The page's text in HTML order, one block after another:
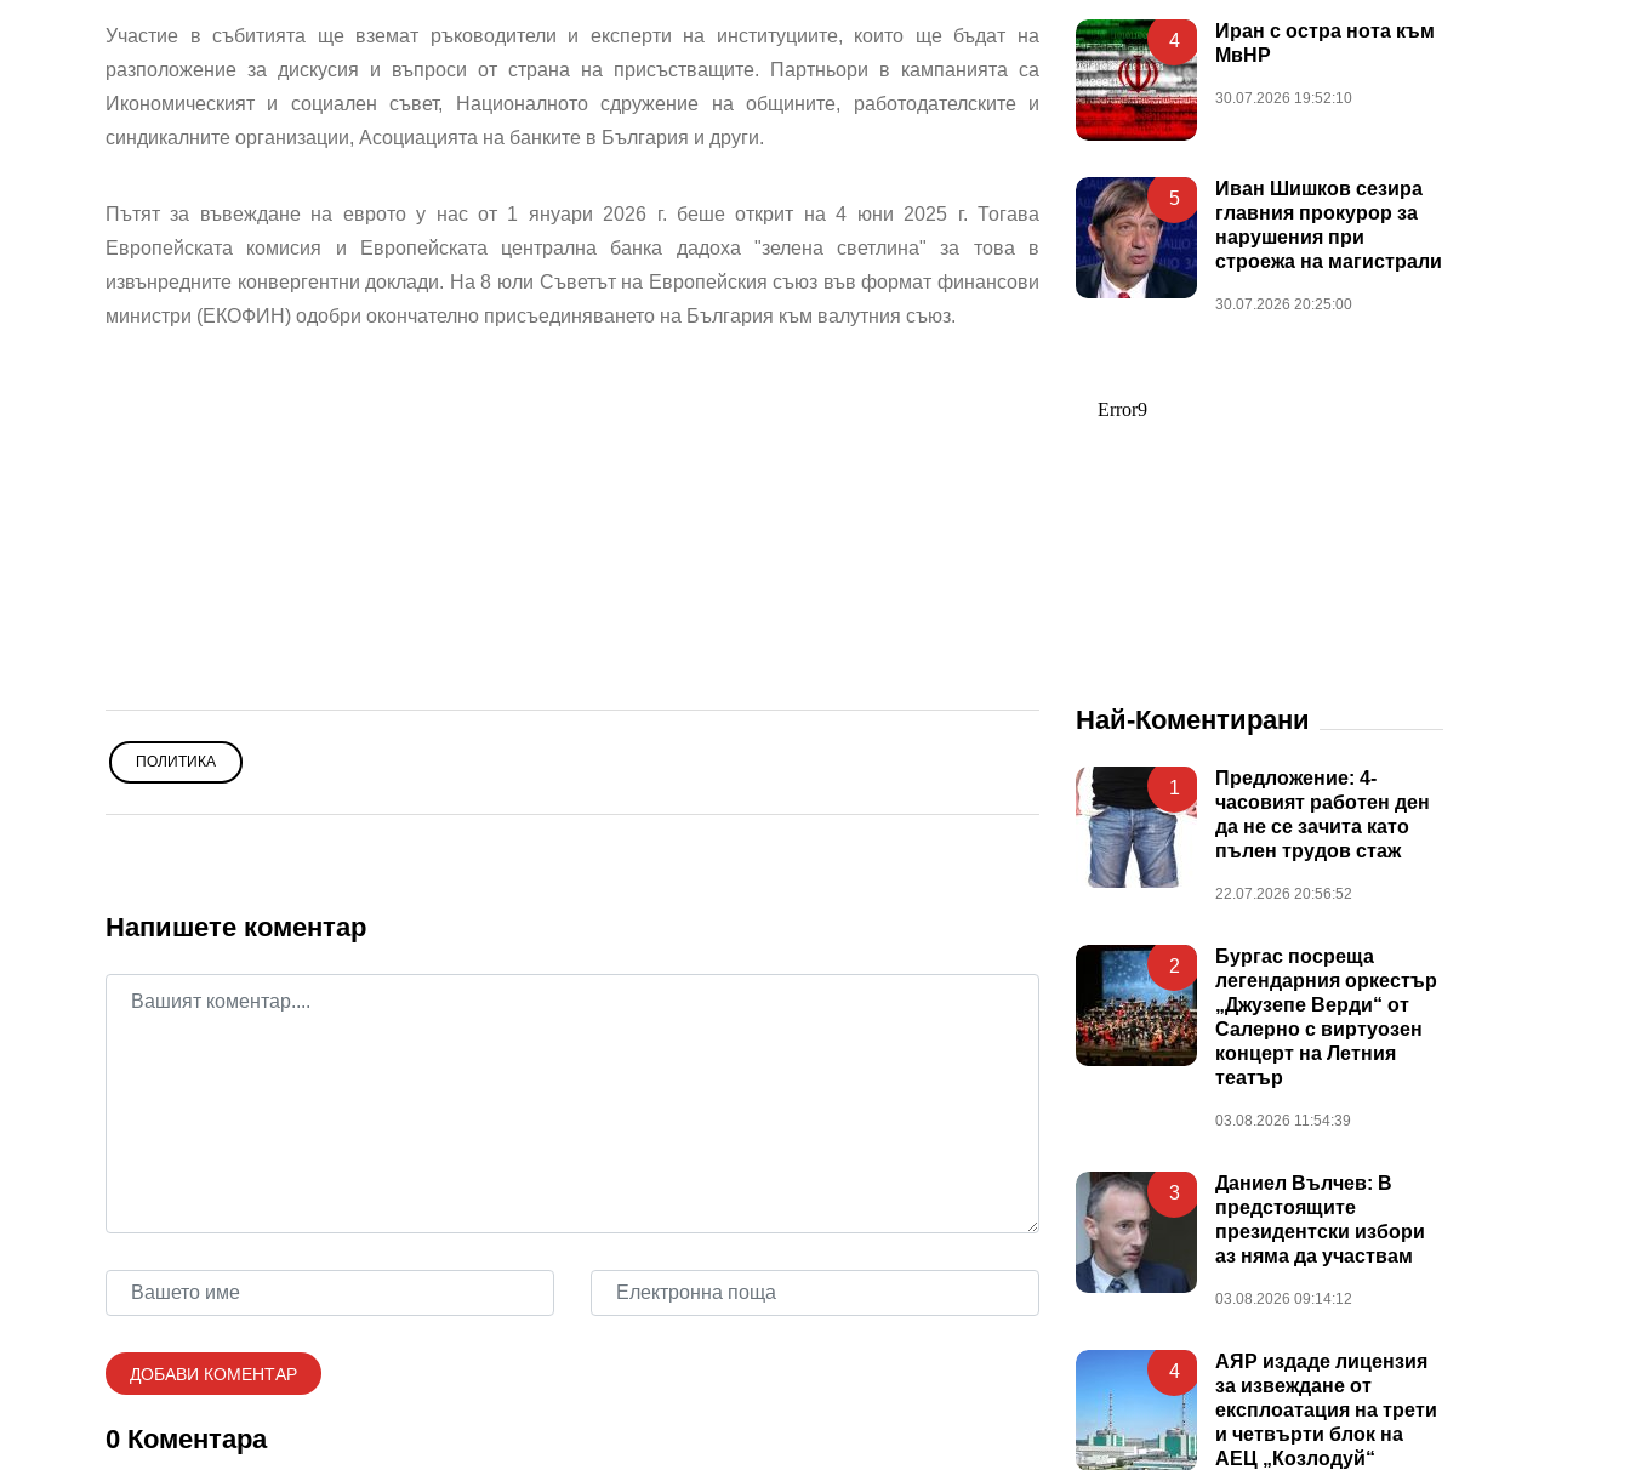
Участие в събитията ще вземат ръководители и експерти на институциите, които ще бъдат на
разположение за дискусия и въпроси от страна на присъстващите. Партньори в кампанията са
Икономическият и социален съвет, Националното сдружение на общините, работодателските и
синдикалните организации, Асоциацията на банките в България и други.
Пътят за въвеждане на еврото у нас от 1 януари 2026 г. беше открит на 4 юни 2025 г. Тогава
Европейската комисия и Европейската централна банка дадоха "зелена светлина" за това в
извънредните конвергентни доклади. На 8 юли Съветът на Европейския съюз във формат финансови
министри (ЕКОФИН) одобри окончателно присъединяването на България към валутния съюз.
ПОЛИТИКА
Напишете коментар
0 Коментара
4
Иран с остра нота към
МвНР
30.07.2026 19:52:10
5
Иван Шишков сезира
главния прокурор за
нарушения при
строежа на магистрали
30.07.2026 20:25:00
Най-Коментирани
1
Предложение: 4-
часовият работен ден
да не се зачита като
пълен трудов стаж
22.07.2026 20:56:52
2
Бургас посреща
легендарния оркестър
„Джузепе Верди“ от
Салерно с виртуозен
концерт на Летния
театър
03.08.2026 11:54:39
3
Даниел Вълчев: В
предстоящите
президентски избори
аз няма да участвам
03.08.2026 09:14:12
4
АЯР издаде лицензия
за извеждане от
експлоатация на трети
и четвърти блок на
АЕЦ „Козлодуй“